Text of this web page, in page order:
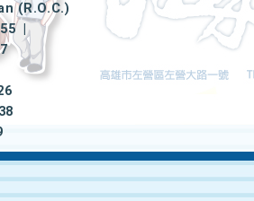
(R.O.C.)
|